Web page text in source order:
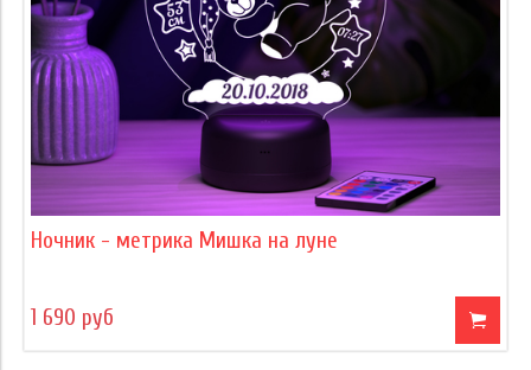
Ночник - метрика Мишка на луне
1 690 руб